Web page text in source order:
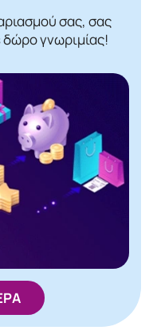
σας, σας
γνωριμίας!